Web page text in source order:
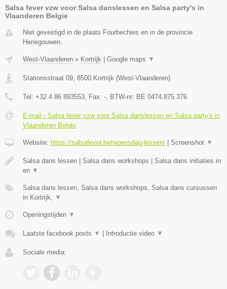
Salsa fever vzw voor Salsa danslessen en Salsa party's in
Vlaanderen Belgie
Niet gevestigd in de plaats Fourbechies en in de provincie
Henegouwen.
West-Vlaanderen » Kortrijk Google maps ▼
Stationsstraat 09, 8500 Kortrijk (West-Vlaanderen)
Tel: +32 4 86 893553, Fax: -, BTW-nr: BE 0474.875.376
E-mail › Salsa fever vzw voor Salsa danslessen en Salsa party's in
Vlaanderen Belgie
Website: https://salsafever.be/woensdag-lessen/ Screenshot ▼
Salsa dans lessen | Salsa dans workshops | Salsa dans initiaties in
en ▼
Salsa dans lessen, Salsa dans workshops, Salsa dans cursussen
in Kortrijk, ▼
Openingstijden ▼
Laatste facebook posts ▼ Introductie video ▼
Sociale media: